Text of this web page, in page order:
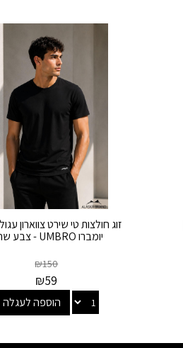
זוג חולצות טי שירט צווארון
יומברו UMBRO - צבע שחור
₪150
₪59
הוספה לעגלה